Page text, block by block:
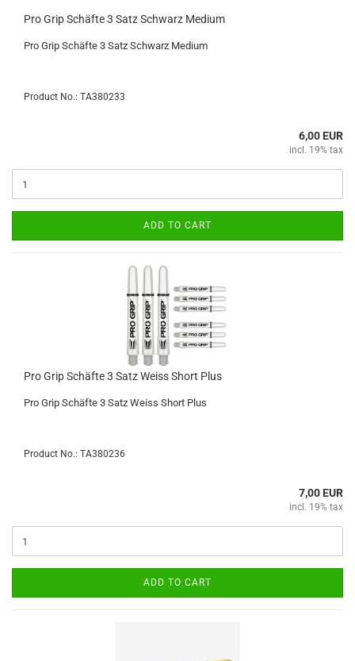
Pro Grip Schäfte 3 Satz Schwarz Medium
Pro Grip Schäfte 3 Satz Schwarz Medium
Product No.: TA380233
6,00 EUR
incl. 19% tax
ADD TO CART
Pro Grip Schäfte 3 Satz Weiss Short Plus
Pro Grip Schäfte 3 Satz Weiss Short Plus
Product No.: TA380236
7,00 EUR
incl. 19% tax
ADD TO CART